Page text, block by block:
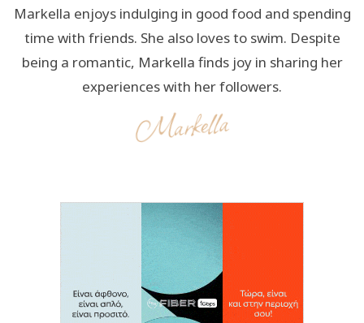
Markella enjoys indulging in good food and spending
time with friends. She also loves to swim. Despite
being a romantic, Markella finds joy in sharing her
experiences with her followers.